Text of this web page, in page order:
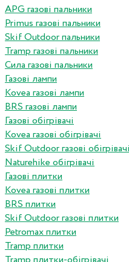
APG газові пальники
Primus газові пальники
Skif Outdoor пальники
Tramp газові пальники
Сила газові пальники
Газові лампи
Kovea газові лампи
BRS газові лампи
Газові обігрівачі
Kovea газові обігрівачі
Skif Outdoor газові
Naturehike обігрівачі
Газові плитки
Kovea газові плитки
BRS плитки
Skif Outdoor газові плитки
Petromax плитки
Tramp плитки